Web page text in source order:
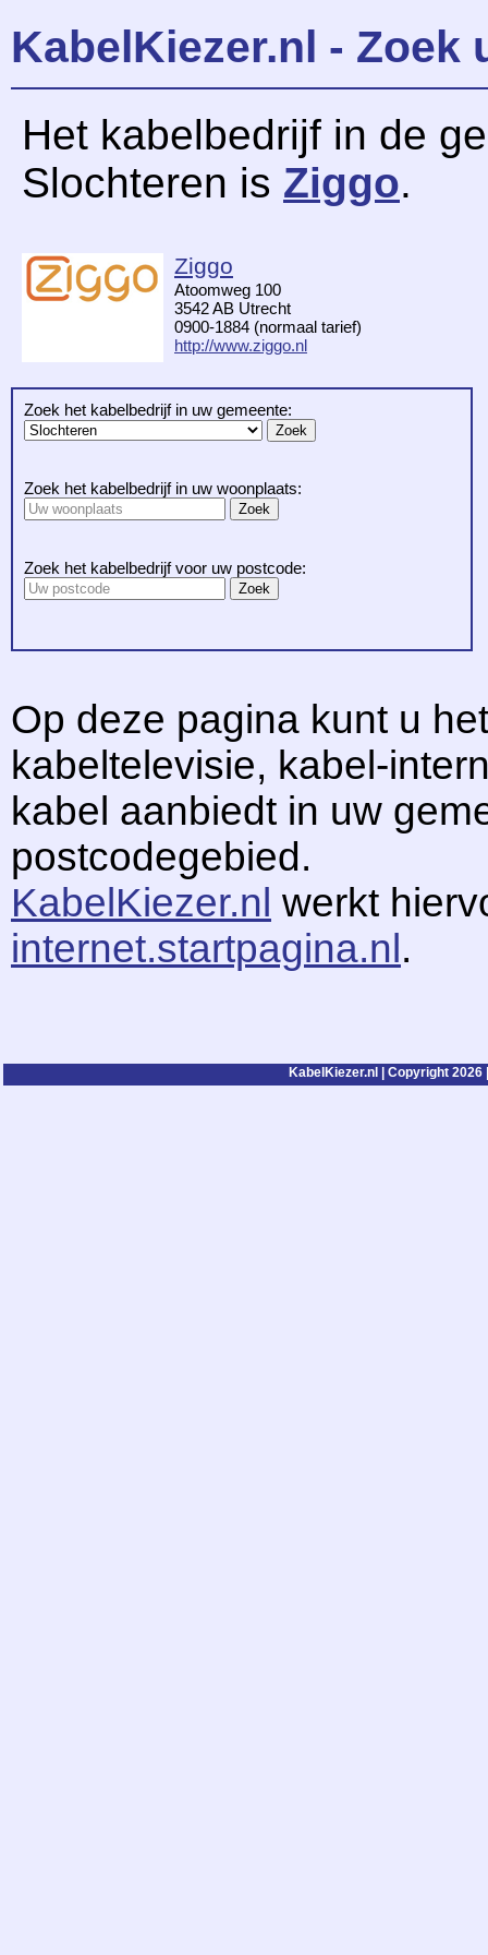
KabelKiezer.nl - Zoek
Het kabelbedrijf in de
Slochteren is Ziggo.
Ziggo
Atoomweg 100
3542 AB Utrecht
0900-1884 (normaal tarief)
http://www.ziggo.nl
Zoek het kabelbedrijf in uw gemeente:
Zoek het kabelbedrijf in uw woonplaats:
Zoek het kabelbedrijf voor uw postcode:
Op deze pagina kunt u
kabeltelevisie, kabel-
kabel aanbiedt in uw
postcodegebied.
KabelKiezer.nl werkt
internet.startpagina.nl.
KabelKiezer.nl | Copyright 2026